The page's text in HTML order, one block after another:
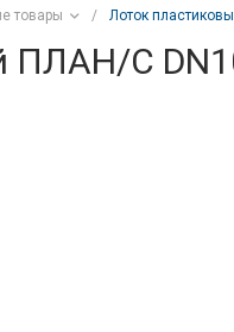
товары / Лоток
ПЛАН/С